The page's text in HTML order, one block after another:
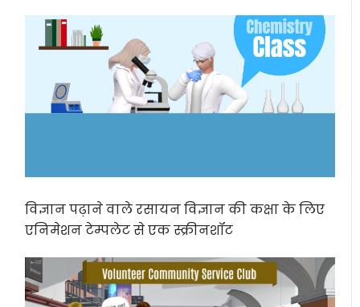
विज्ञान पढ़ाने वाले रसायन विज्ञान की कक्षा के लिए
एनिमेशन टेम्पलेट से एक स्क्रीनशॉट